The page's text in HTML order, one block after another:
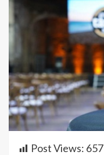
Post Views: 657